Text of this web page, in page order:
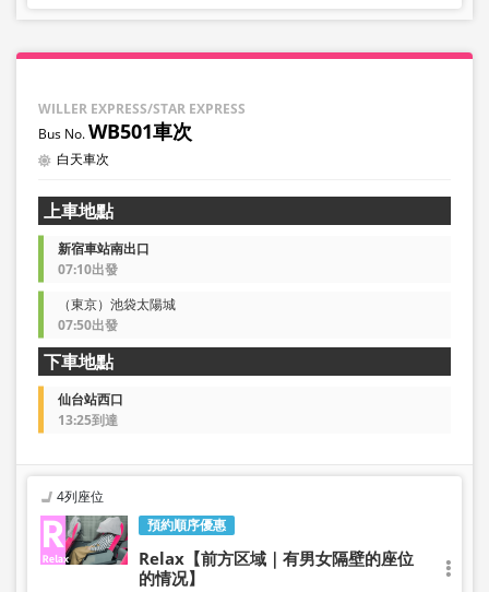
WILLER EXPRESS/STAR EXPRESS
WB501車次
白天車次
上車地點
新宿車站南出口
07:10出發
（東京）池袋太陽城
07:50出發
下車地點
仙台站西口
13:25到達
預約順序優惠
4列座位
Relax【前方区域｜有男女隔壁的座位
的情况】